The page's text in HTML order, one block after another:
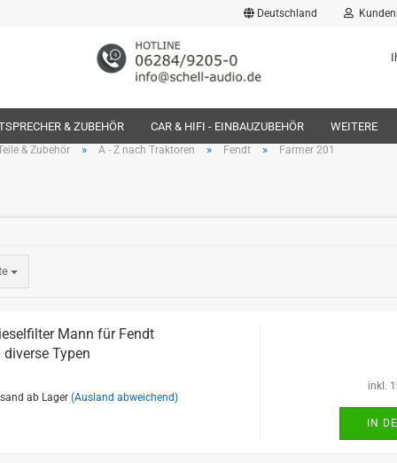
Deutschland
Lieferland
& ZUBEHÖR CAR & HIFI - EINBAUZUBEHÖR WEITERE
& Zubehör » A - Z nach Traktoren » Fendt » Farmer 201
Mann für Fendt
Typen
ab Lager (Ausland abweichend)
inkl.
IN